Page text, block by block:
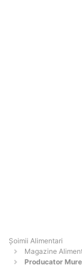
Şoimii Alimentari
Magazine
Producator